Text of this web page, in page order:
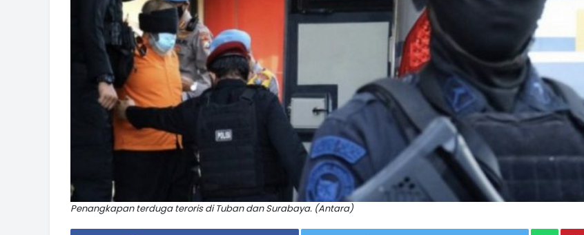
Penangkapan terduga teroris di Tuban dan Surabaya. (Antara)